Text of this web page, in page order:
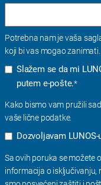
Potrebna nam je vaša
koji bi vas mogao zanimati.
Slažem se da mi
putem e-pošte.*
Kako bismo vam pružili
vaše lične podatke.
Dozvoljavam
Sa ovih poruka se možete
informacija o